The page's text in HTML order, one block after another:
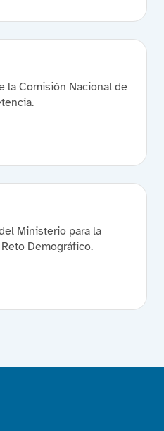
la Comisión Nacional de
Ministerio para la
Demográfico.